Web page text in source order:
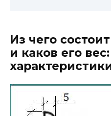
Из чего
и каков его